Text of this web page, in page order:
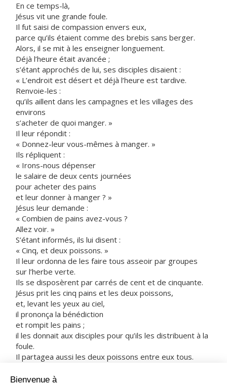
En ce temps-là,
Jésus vit une grande foule.
Il fut saisi de compassion envers eux,
parce qu’ils étaient comme des brebis sans berger.
Alors, il se mit à les enseigner longuement.
Déjà l’heure était avancée ;
s’étant approchés de lui, ses disciples disaient :
« L’endroit est désert et déjà l’heure est tardive.
Renvoie-les :
qu’ils aillent dans les campagnes et les villages des
environs
s’acheter de quoi manger. »
Il leur répondit :
« Donnez-leur vous-mêmes à manger. »
Ils répliquent :
« Irons-nous dépenser
le salaire de deux cents journées
pour acheter des pains
et leur donner à manger ? »
Jésus leur demande :
« Combien de pains avez-vous ?
Allez voir. »
S’étant informés, ils lui disent :
« Cinq, et deux poissons. »
Il leur ordonna de les faire tous asseoir par groupes
sur l’herbe verte.
Ils se disposèrent par carrés de cent et de cinquante.
Jésus prit les cinq pains et les deux poissons,
et, levant les yeux au ciel,
il prononça la bénédiction
et rompit les pains ;
il les donnait aux disciples pour qu’ils les distribuent à la
foule.
Il partagea aussi les deux poissons entre eux tous.
Et l’on ramassa